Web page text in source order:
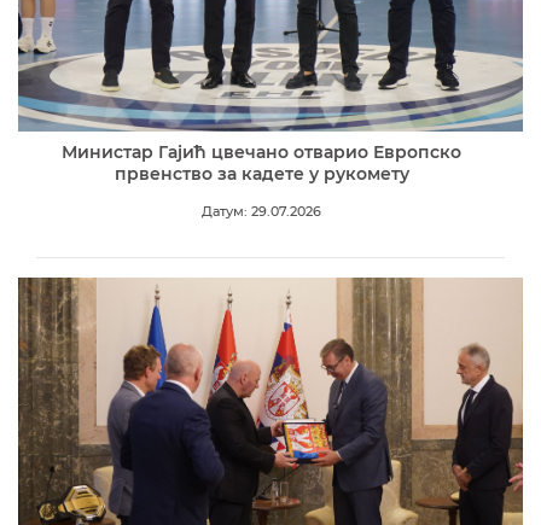
Министар Гајић цвечано отварио Европско
првенство за кадете у рукомету
Датум: 29.07.2026